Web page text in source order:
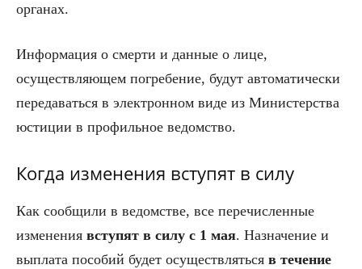
органах.
Информация о смерти и данные о лице,
осуществляющем погребение, будут автоматически
передаваться в электронном виде из Министерства
юстиции в профильное ведомство.
Когда изменения вступят в силу
Как сообщили в ведомстве, все перечисленные
изменения вступят в силу с 1 мая. Назначение и
выплата пособий будет осуществляться в течение